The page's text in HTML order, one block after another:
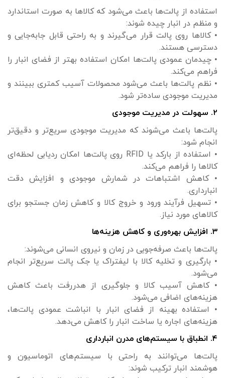
استفاده از پالت‌ها باعث می‌شود که کالاها به صورت استاندارد
و منظم در انبار چیده شوند:
• کالاها روی پالت قرار می‌گیرند و به راحتی قابل جابه‌جایی و
دسترسی هستند.
• چیدمان عمودی پالت‌ها امکان استفاده بهتر از فضای انبار را
فراهم می‌کند.
• نظم پالت‌ها باعث می‌شود محصولات آسیب کمتری ببینند و
مدیریت موجودی ساده‌تر شود.
۲. سهولت در مدیریت موجودی
پالت‌ها باعث می‌شوند که مدیریت موجودی سریع‌تر و دقیق‌تر
انجام شود:
• استفاده از بارکد یا RFID روی پالت‌ها امکان ردیابی لحظه‌ای
کالاها را فراهم می‌کند.
• کاهش اشتباهات در شمارش موجودی و افزایش دقت
انبارداری.
• تسهیل فرآیند ورود و خروج کالا و کاهش زمان جستجو برای
کالاهای مورد نیاز.
۳. افزایش بهره‌وری و کاهش هزینه‌ها
پالت‌ها باعث صرفه‌جویی در زمان و نیروی انسانی می‌شوند:
• بارگیری و تخلیه کالا با لیفتراک یا جک پالت سریع‌تر انجام
می‌شود.
• کاهش آسیب کالا و جلوگیری از هدررفت باعث کاهش
هزینه‌های اضافی می‌شود.
• استفاده بهینه از فضای انبار با انباشت عمودی پالت‌ها،
هزینه‌های اجاره یا ساخت انبار را کاهش می‌دهد.
۴. انطباق با سیستم‌های مدرن انبارداری
پالت‌ها می‌توانند به راحتی با سیستم‌های اتوماسیون و
هوشمند انبار ترکیب شوند: